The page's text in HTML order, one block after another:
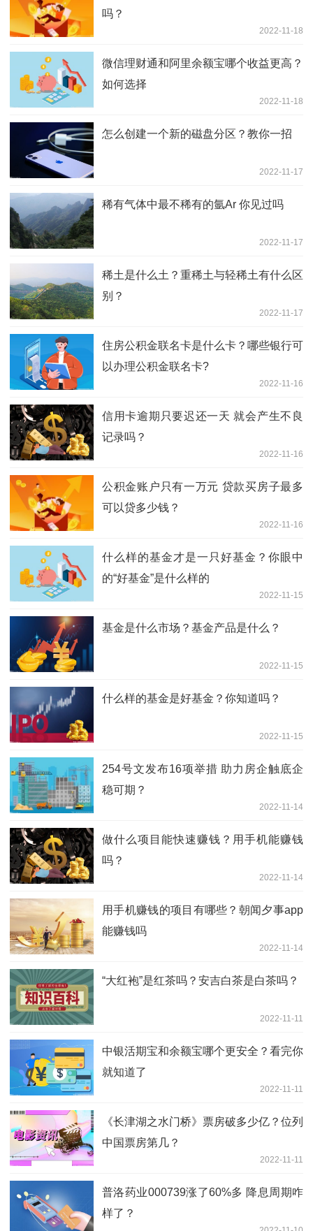
吗？
2022-11-18
微信理财通和阿里余额宝哪个收益更高？
如何选择
2022-11-18
怎么创建一个新的磁盘分区？教你一招
2022-11-17
稀有气体中最不稀有的氩Ar 你见过吗
2022-11-17
稀土是什么土？重稀土与轻稀土有什么区
别？
2022-11-17
住房公积金联名卡是什么卡？哪些银行可
以办理公积金联名卡?
2022-11-16
信用卡逾期只要迟还一天 就会产生不良
记录吗？
2022-11-16
公积金账户只有一万元 贷款买房子最多
可以贷多少钱？
2022-11-16
什么样的基金才是一只好基金？你眼中
的“好基金”是什么样的
2022-11-15
基金是什么市场？基金产品是什么？
2022-11-15
什么样的基金是好基金？你知道吗？
2022-11-15
254号文发布16项举措 助力房企触底企
稳可期？
2022-11-14
做什么项目能快速赚钱？用手机能赚钱
吗？
2022-11-14
用手机赚钱的项目有哪些？朝闻夕事app
能赚钱吗
2022-11-14
“大红袍”是红茶吗？安吉白茶是白茶吗？
2022-11-11
中银活期宝和余额宝哪个更安全？看完你
就知道了
2022-11-11
《长津湖之水门桥》票房破多少亿？位列
中国票房第几？
2022-11-11
普洛药业000739涨了60%多 降息周期咋
样了？